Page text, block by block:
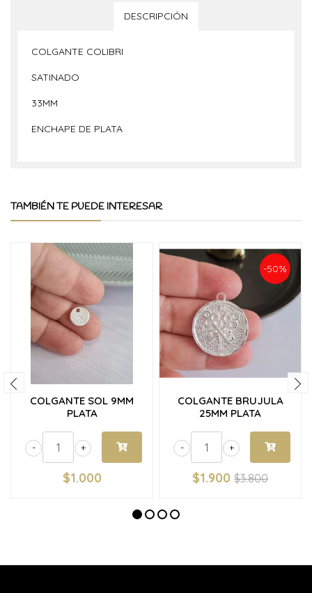
DESCRIPCIÓN
COLGANTE COLIBRI
SATINADO
33MM
ENCHAPE DE PLATA
TAMBIÉN TE PUEDE INTERESAR
COLGANTE SOL 9MM
PLATA
+
-
$1.000
-50%
COLGANTE BRUJULA
25MM PLATA
+
-
$1.900 $3.800